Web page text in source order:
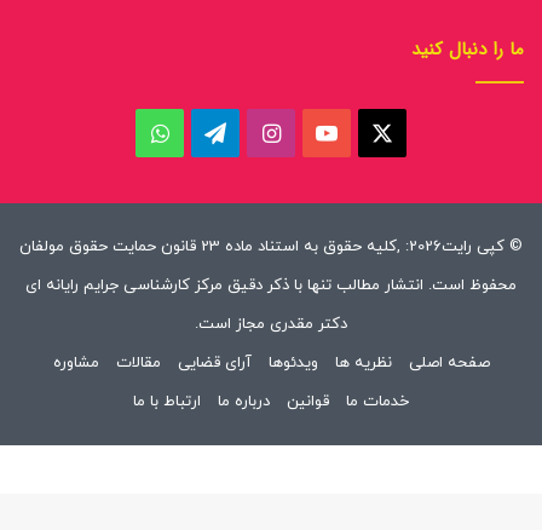
ما را دنبال کنید
ایکس یوتیوب اینستاگرام
تلگرام
© کپی رایت2026: ,کلیه حقوق به استناد ماده 23 قانون حمایت حقوق مولفان
محفوظ است. انتشار مطالب تنها با ذکر دقیق مرکز کارشناسی جرایم رایانه ای
دکتر مقدری مجاز است.
صفحه اصلی
نظریه ها ویدئوها آرای قضایی مقالات
مشاوره
خدمات ما
قوانین درباره ما ارتباط با ما